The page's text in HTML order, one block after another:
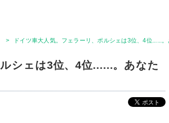
> ドイツ車大人気。フェラーリ、ポルシェは3位、4位......
シェは3位、4位......。あなた